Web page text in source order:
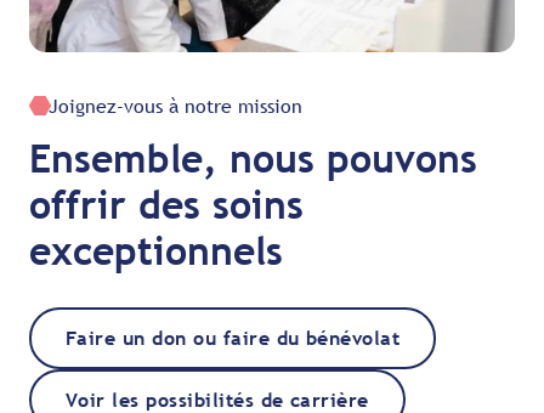
Joignez-vous à notre mission
Ensemble, nous pouvons
offrir des soins
exceptionnels
Faire un don ou faire du bénévolat
Voir les possibilités de carrière